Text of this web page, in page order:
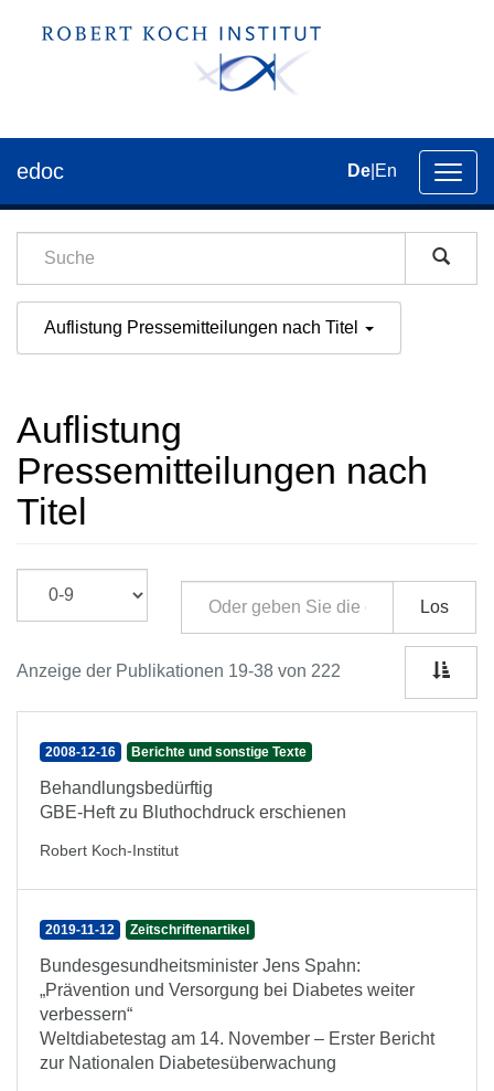
der
edoc De En
Auflistung Pressemitteilungen nach Titel
Auflistung
Pressemitteilungen nach
Titel
Los
Anzeige der Publikationen 19-38 von 222
2008-12-16 Berichte und sonstige Texte
Behandlungsbedürftig
GBE-Heft zu Bluthochdruck erschienen
Robert Koch-Institut
2019-11-12 Zeitschriftenartikel
Bundesgesundheitsminister Jens Spahn:
„Prävention und Versorgung bei Diabetes weiter
verbessern“
Weltdiabetestag am 14. November – Erster Bericht
zur Nationalen Diabetesüberwachung